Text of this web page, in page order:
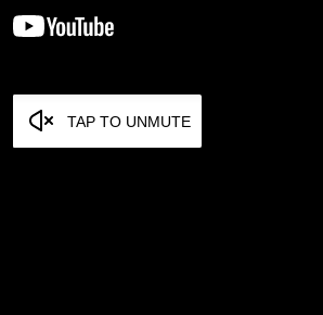
TAP TO UNMUTE